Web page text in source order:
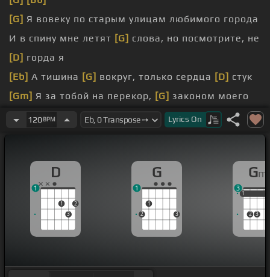
[G] Я вовеку по старым улицам любимого города
И в спину мне летят [G] слова, но посмотрите, не
[D] горда я
[Eb] А тишина [G] вокруг, только сердца [D] стук
[Gm] Я за тобой на перекор, [G] законом моего
разума
На край ведет меня к тебе моя[G]
Там на краю
души мои крылья развяжи
За спиной
120BPM Lyrics On
D
1
3
2
1
G
2
1
3
1
Gm
1
2 3
1
3